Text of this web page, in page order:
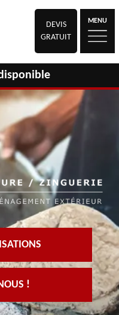
DEVIS
GRATUIT
MENU
!